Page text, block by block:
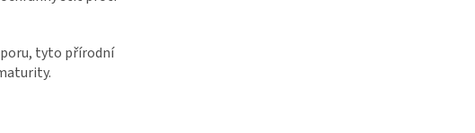
tyto přírodní